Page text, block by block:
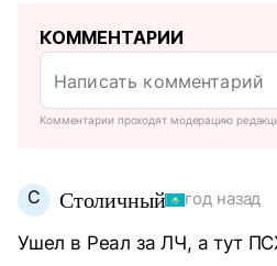
КОММЕНТАРИИ
Комментарии проходят модерацию
С Столичный год назад
Ушел в Реал за ЛЧ, а тут